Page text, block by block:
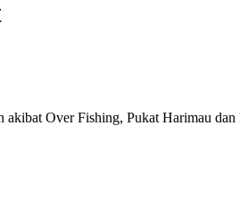
Over Fishing, Pukat Harimau